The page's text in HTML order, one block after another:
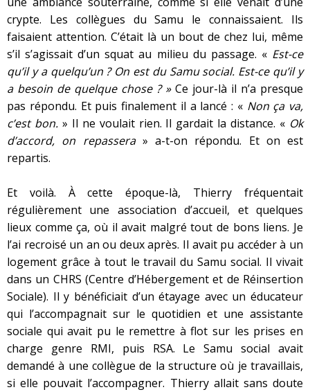
crypte. Les collègues du Samu le connaissaient. Ils
faisaient attention. C’était là un bout de chez lui, même
s’il s’agissait d’un squat au milieu du passage. « Est-ce
qu’il y a quelqu’un ? On est du Samu social. Est-ce qu’il y
a besoin de quelque chose ? »Ce jour-là il n’a presque
pas répondu. Et puis finalement il a lancé : « Non ça va,
c’est bon.» Il ne voulait rien. Il gardait la distance. « Ok
d’accord, on repassera» a-t-on répondu. Et on est
repartis.
Et voilà. À cette époque-là, Thierry fréquentait
régulièrement une association d’accueil, et quelques
lieux comme ça, où il avait malgré tout de bons liens. Je
l’ai recroisé un an ou deux après. Il avait pu accéder à un
logement grâce à tout le travail du Samu social. Il vivait
dans un CHRS (Centre d’Hébergement et de Réinsertion
Sociale). Il y bénéficiait d’un étayage avec un éducateur
qui l’accompagnait sur le quotidien et une assistante
sociale qui avait pu le remettre à flot sur les prises en
charge genre RMI, puis RSA. Le Samu social avait
demandé à une collègue de la structure où je travaillais,
si elle pouvait l’accompagner. Thierry allait sans doute